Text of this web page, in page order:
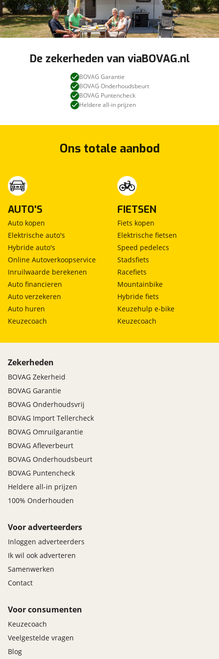
De zekerheden van viaBOVAG.nl
BOVAG Garantie
BOVAG Onderhoudsbeurt
BOVAG Puntencheck
Heldere all-in prijzen
Ons totale aanbod
AUTO'S
Auto kopen
Elektrische auto's
Hybride auto's
Online Autoverkoopservice
Inruilwaarde berekenen
Auto financieren
Auto verzekeren
Auto huren
Keuzecoach
FIETSEN
Fiets kopen
Elektrische fietsen
Speed pedelecs
Stadsfiets
Racefiets
Mountainbike
Hybride fiets
Keuzehulp e-bike
Keuzecoach
Zekerheden
BOVAG Zekerheid
BOVAG Garantie
BOVAG Onderhoudsvrij
BOVAG Import Tellercheck
BOVAG Omruilgarantie
BOVAG Afleverbeurt
BOVAG Onderhoudsbeurt
BOVAG Puntencheck
Heldere all-in prijzen
100% Onderhouden
Voor adverteerders
Inloggen adverteerders
Ik wil ook adverteren
Samenwerken
Contact
Voor consumenten
Keuzecoach
Veelgestelde vragen
Blog